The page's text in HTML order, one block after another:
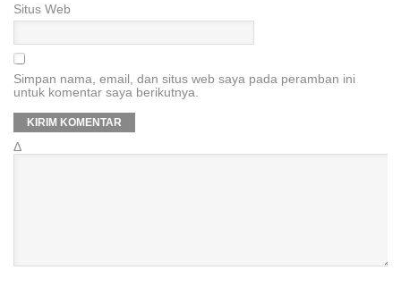
Situs Web
Simpan nama, email, dan situs web saya pada peramban ini
untuk komentar saya berikutnya.
Δ